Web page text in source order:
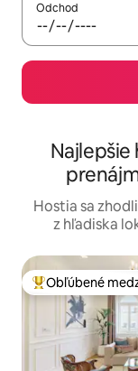
Odchod
Hostia sa
z hľadiska
Najobľúbenejšie
Obľúbené